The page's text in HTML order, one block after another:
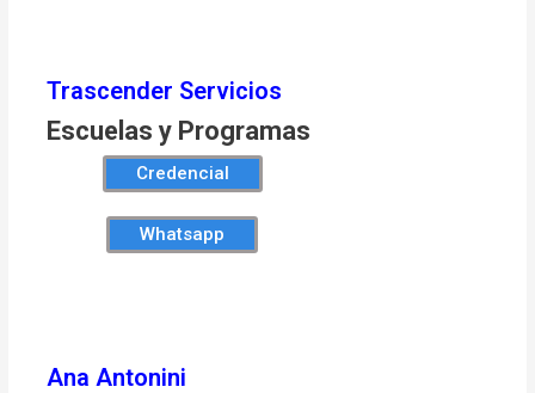
Trascender Servicios
Escuelas y Programas
Credencial
Whatsapp
Ana Antonini